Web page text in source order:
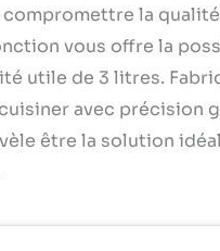
la
vous offre la
utile de 3 litres.
avec précision
être la solution